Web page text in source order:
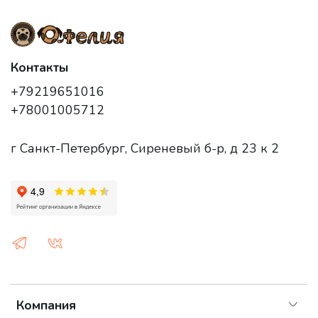
Компания
Контакты
+79219651016
+78001005712
г Санкт-Петербург, Сиреневый б-р, д 23 к 2